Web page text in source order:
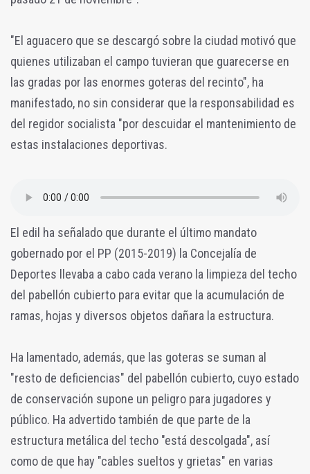
"El aguacero que se descargó sobre la ciudad motivó que
quienes utilizaban el campo tuvieran que guarecerse en
las gradas por las enormes goteras del recinto", ha
manifestado, no sin considerar que la responsabilidad es
del regidor socialista "por descuidar el mantenimiento de
estas instalaciones deportivas.
El edil ha señalado que durante el último mandato
gobernado por el PP (2015-2019) la Concejalía de
Deportes llevaba a cabo cada verano la limpieza del techo
del pabellón cubierto para evitar que la acumulación de
ramas, hojas y diversos objetos dañara la estructura.
Ha lamentado, además, que las goteras se suman al
"resto de deficiencias" del pabellón cubierto, cuyo estado
de conservación supone un peligro para jugadores y
público. Ha advertido también de que parte de la
estructura metálica del techo "está descolgada", así
como de que hay "cables sueltos y grietas" en varias